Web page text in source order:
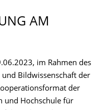
AM
im Rahmen des
Bildwissenschaft der
der
und Hochschule für